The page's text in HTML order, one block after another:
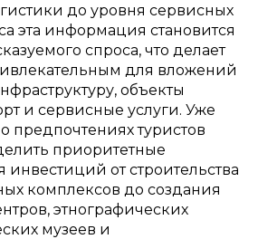
до уровня сервисных
эта информация становится
спроса, что делает
для вложений
объекты
и сервисные услуги. Уже
предпочтениях туристов
приоритетные
от строительства
комплексов до создания
этнографических
музеев и